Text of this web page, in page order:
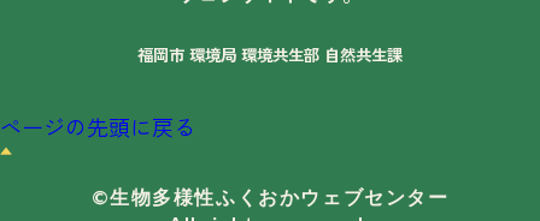
福岡市 環境局 環境共生部 自然共生課
ページの先頭に戻る
©生物多様性ふくおかウェブセンター